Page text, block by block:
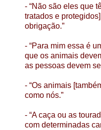
- “Não são eles que
tratados e
obrigação.”
- “Para mim essa é
que os animais
as pessoas devem
- “Os animais
como nós.”
- “A caça ou as
com determinadas